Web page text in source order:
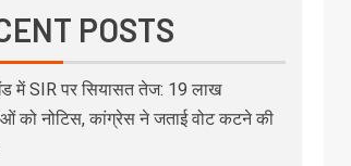
POSTS
में SIR पर सियासत तेज: 19 लाख
को नोटिस, कांग्रेस ने जताई वोट कटने की